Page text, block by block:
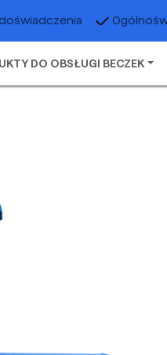
DO OBSŁUGI BECZEK